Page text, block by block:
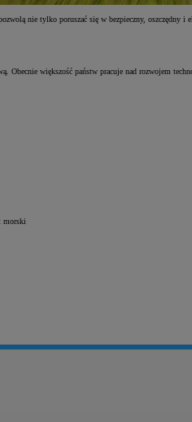
nie tylko poruszać się w bezpieczny, oszczędny
Obecnie większość państw pracuje nad rozwojem
morski